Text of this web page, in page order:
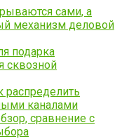
сами, а
механизм деловой
подарка
сквозной
распределить
каналами
сравнение с